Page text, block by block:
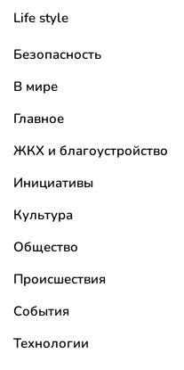
Life style
Безопасность
В мире
Главное
ЖКХ и благоустройство
Инициативы
Культура
Общество
Происшествия
События
Технологии